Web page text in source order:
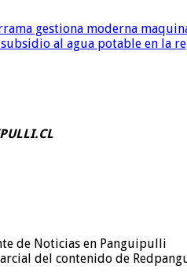
gestiona moderna
al agua potable en la
de Noticias en Panguipulli
del contenido de